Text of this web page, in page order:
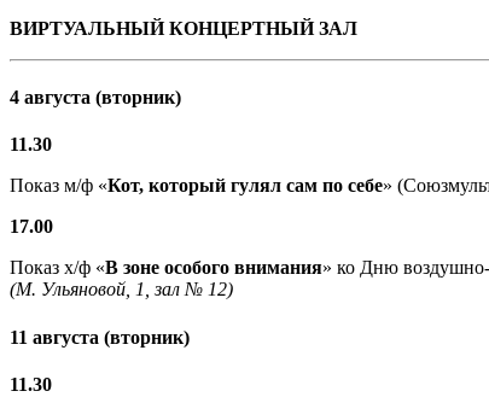
ВИРТУАЛЬНЫЙ КОНЦЕРТНЫЙ ЗАЛ
4 августа (вторник)
11.30
Показ м/ф «Кот, который гулял сам по себе»
17.00
Показ х/ф «В зоне особого внимания» ко Дню
(М. Ульяновой, 1, зал № 12)
11 августа (вторник)
11.30